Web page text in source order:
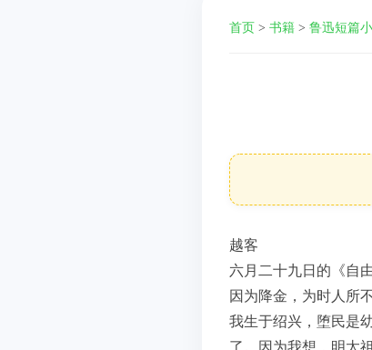
首页 > 书籍 > 鲁迅短篇
越客
六月二十九日的《自
因为降金，为时人所
我生于绍兴，堕民是
了。因为我想，明太